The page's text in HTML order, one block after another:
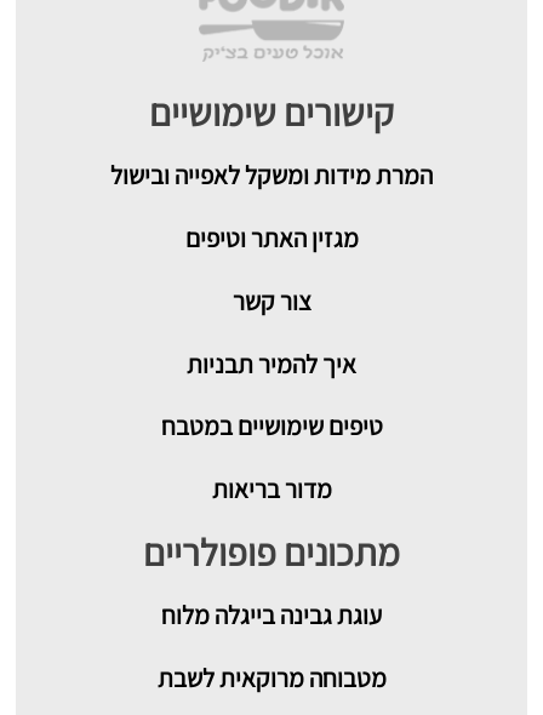
קישורים שימושיים
המרת מידות ומשקל לאפייה ובישול
מגזין האתר וטיפים
צור קשר
איך להמיר תבניות
טיפים שימושיים במטבח
מדור בריאות
מתכונים פופולריים
עוגת גבינה בייגלה מלוח
מטבוחה מרוקאית לשבת